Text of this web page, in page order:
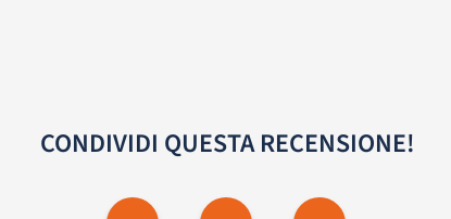
CONDIVIDI QUESTA RECENSIONE!